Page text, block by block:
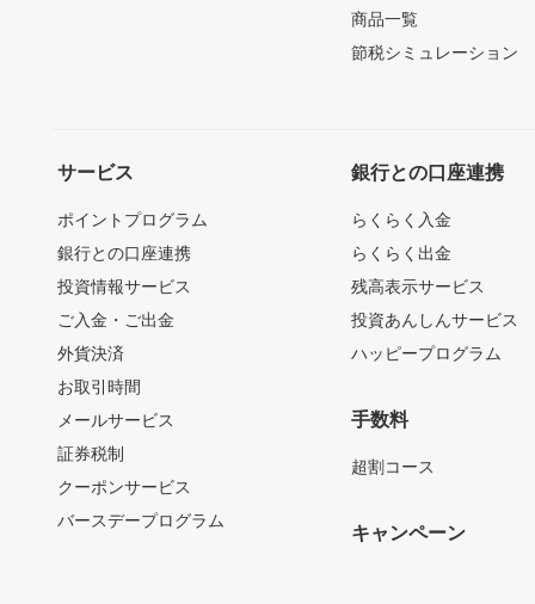
商品一覧
節税シミュレーション
サービス
ポイントプログラム
銀行との口座連携
投資情報サービス
ご入金・ご出金
外貨決済
お取引時間
メールサービス
証券税制
クーポンサービス
バースデープログラム
銀行との口座連携
らくらく入金
らくらく出金
残高表示サービス
投資あんしんサービス
ハッピープログラム
手数料
超割コース
キャンペーン